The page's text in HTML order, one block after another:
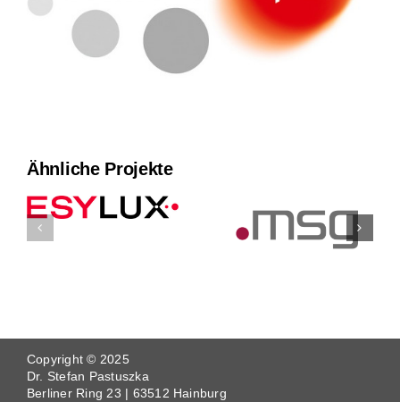
Ähnliche Projekte
Copyright © 2025
Dr. Stefan Pastuszka
Berliner Ring 23 | 63512 Hainburg